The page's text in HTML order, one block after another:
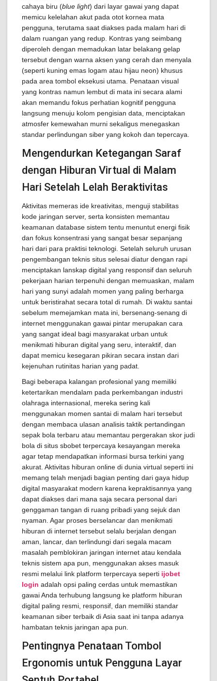
cahaya biru (blue light) dari layar gawai yang dapat
memicu kelelahan akut pada otot kornea mata
pengguna, terutama saat diakses pada malam hari di
dalam ruangan yang redup. Kontras yang seimbang
diperoleh dengan memadukan latar belakang gelap
tersebut dengan warna aksen yang cerah dan menyala
(seperti kuning emas logam atau hijau neon) khusus
pada area tombol eksekusi utama. Penataan visual
yang kontras namun lembut di mata ini secara alami
akan memandu fokus perhatian kognitif pengguna
langsung menuju kolom pengisian data, menciptakan
atmosfer kemewahan murni sekaligus menegaskan
standar perlindungan siber yang kokoh dan tepercaya.
Mengendurkan Ketegangan Saraf
dengan Hiburan Virtual di Malam
Hari Setelah Lelah Beraktivitas
Aktivitas memeras ide kreativitas, menguji stabilitas
kode jaringan server, serta konsisten memantau
keamanan database sistem tentu menuntut energi fisik
dan fokus konsentrasi yang sangat besar sepanjang
hari dari para praktisi teknologi. Setelah seluruh urusan
pengembangan teknis situs selesai diatur dengan rapi
menciptakan lanskap digital yang responsif dan seluruh
pekerjaan harian terpenuhi dengan memuaskan, malam
hari yang sunyi adalah momen yang paling berharga
untuk beristirahat secara total di rumah. Di waktu santai
sebelum memejamkan mata ini, bersenang-senang di
internet menggunakan gawai pintar merupakan cara
yang sangat ideal bagi masyarakat urban untuk
menikmati hiburan digital yang seru, interaktif, dan
dapat memicu kesegaran pikiran secara instan dari
kejenuhan rutinitas harian yang padat.
Bagi beberapa kalangan profesional yang memiliki
ketertarikan mendalam pada perkembangan industri
olahraga internasional, mereka sering kali
menggunakan momen santai di malam hari tersebut
dengan membaca ulasan analisis taktik pertandingan
sepak bola terbaru atau memantau pergerakan skor judi
bola di situs sbobet terpercaya kesayangan mereka
agar tetap mendapatkan informasi bursa terkini yang
akurat. Aktivitas hiburan online di dunia virtual seperti ini
memang telah menjadi bagian penting dari gaya hidup
digital masyarakat modern karena kepraktisannya yang
dapat diakses dari mana saja secara personal dari
genggaman tangan di ruang pribadi yang sejuk dan
nyaman. Agar proses berselancar dan menikmati
hiburan di internet tersebut selalu berjalan dengan
aman, lancar, dan terlindungi dari segala macam
masalah pemblokiran jaringan internet atau kendala
teknis sistem apa pun, menggunakan akses masuk
resmi melalui link platform terpercaya seperti ijobet
login adalah opsi paling cerdas untuk memastikan
gawai Anda terhubung langsung ke platform hiburan
digital paling resmi, responsif, dan memiliki standar
keamanan siber terbaik di Asia saat ini tanpa adanya
hambatan teknis jaringan apa pun.
Pentingnya Penataan Tombol
Ergonomis untuk Pengguna Layar